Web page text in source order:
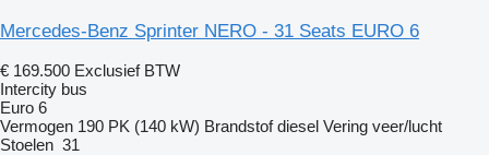
Mercedes-Benz Sprinter NERO - 31 Seats EURO 6
€ 169.500 Exclusief BTW
Intercity bus
Euro 6
Vermogen 190 PK (140 kW) Brandstof diesel Vering veer/lucht
Stoelen 31